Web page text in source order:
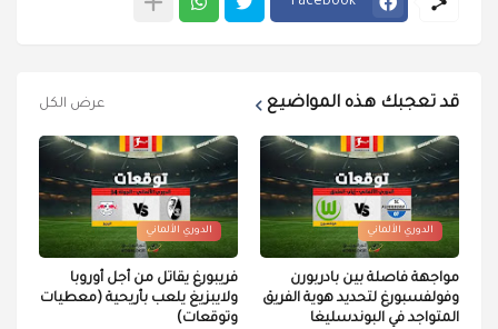
قد تعجبك هذه المواضيع عرض الكل
الدوري الألماني
مواجهة فاصلة بين بادربورن
وفولفسبورغ لتحديد هوية الفريق
المتواجد في البوندسليغا
الدوري الألماني
فريبورغ يقاتل من أجل أوروبا
ولايبزيغ يلعب بأريحية (معطيات
وتوقعات)